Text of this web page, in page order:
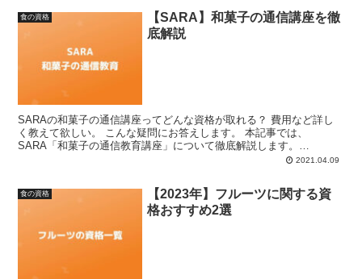
食の資格
【SARA】和菓子の通信講座を徹
底解説
SARAの和菓子の通信講座ってどんな資格が取れる？ 費用など詳し
く教えて欲しい。 こんな疑問にお答えします。 本記事では、
SARA「和菓子の通信教育講座」について徹底解説します。
SARA「和菓子の通信講座」とは？ SARA「和菓子の通信教...2021.04.09
食の資格
【2023年】フルーツに関する資
格おすすめ2選